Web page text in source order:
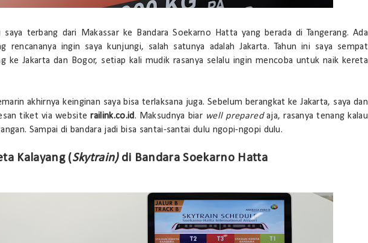
saya terbang dari Makassar ke Bandara Soekarno Hatta yang berada di Tangerang. Ada
rencananya ingin saya kunjungi, salah satunya adalah Jakarta. Tahun ini saya sempat
ke Jakarta dan Bogor, setiap kali mudik rasanya selalu ingin mencoba untuk naik kereta
akhirnya keinginan saya bisa terlaksana juga. Sebelum berangkat ke Jakarta, saya dan
tiket via websiterailink.co.id. Maksudnya biar well preparedaja, rasanya tenang kalau
Sampai di bandara jadi bisa santai-santai dulu ngopi-ngopi dulu.
Kalayang (Skytrain)di Bandara Soekarno Hatta